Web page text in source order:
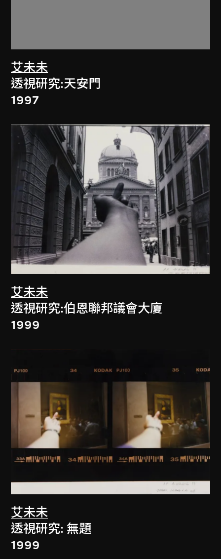
艾未未
透視研究:天安門
1997
艾未未
透視研究:伯恩聯邦議會大廈
1999
艾未未
透視研究: 無題
1999